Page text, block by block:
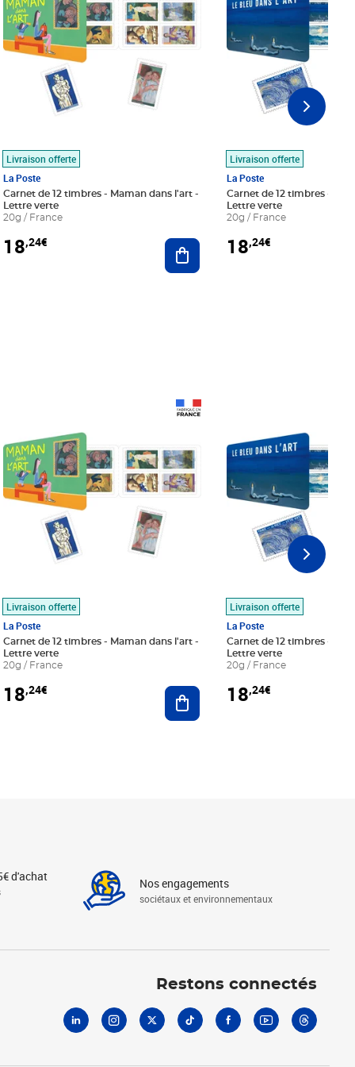
au panier
Livraison offerte
La Poste
Carnet de 12 timbres - Maman dans l'art -
Lettre verte
20g / France
18,24€ Ajouter au panier
Livraison offerte
La Poste
Carnet de 12 timbres - Le
Lettre verte
20g / France
18,24€
au panier
Livraison offerte
La Poste
Carnet de 12 timbres - Maman dans l'art -
Lettre verte
20g / France
18,24€ Ajouter au panier
Livraison offerte
La Poste
Carnet de 12 timbres - Le
Lettre verte
20g / France
18,24€
d'achat Nos engagements
sociétaux et environnementaux
Restons connectés